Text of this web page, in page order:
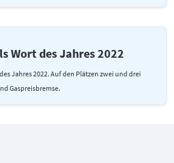
Wort des Jahres 2022
Jahres 2022. Auf den Plätzen zwei und drei
Gaspreisbremse.